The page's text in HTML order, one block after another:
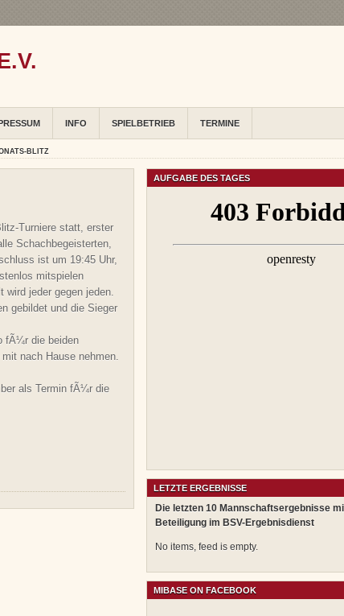
INFO SPIELBETRIEB TERMINE
BLITZ
Turniere statt, erster
Schachbegeisterten,
ist um 19:45 Uhr,
mitspielen
jeder gegen jeden.
gebildet und die Sieger
fÃ¼r die beiden
nach Hause nehmen.
als Termin fÃ¼r die
AUFGABE DES TAGES
LETZTE ERGEBNISSE
Die letzten 10 Mannschaftsergebnisse
Beteiligung im BSV-Ergebnisdienst
No items, feed is empty.
MIBASE ON FACEBOOK